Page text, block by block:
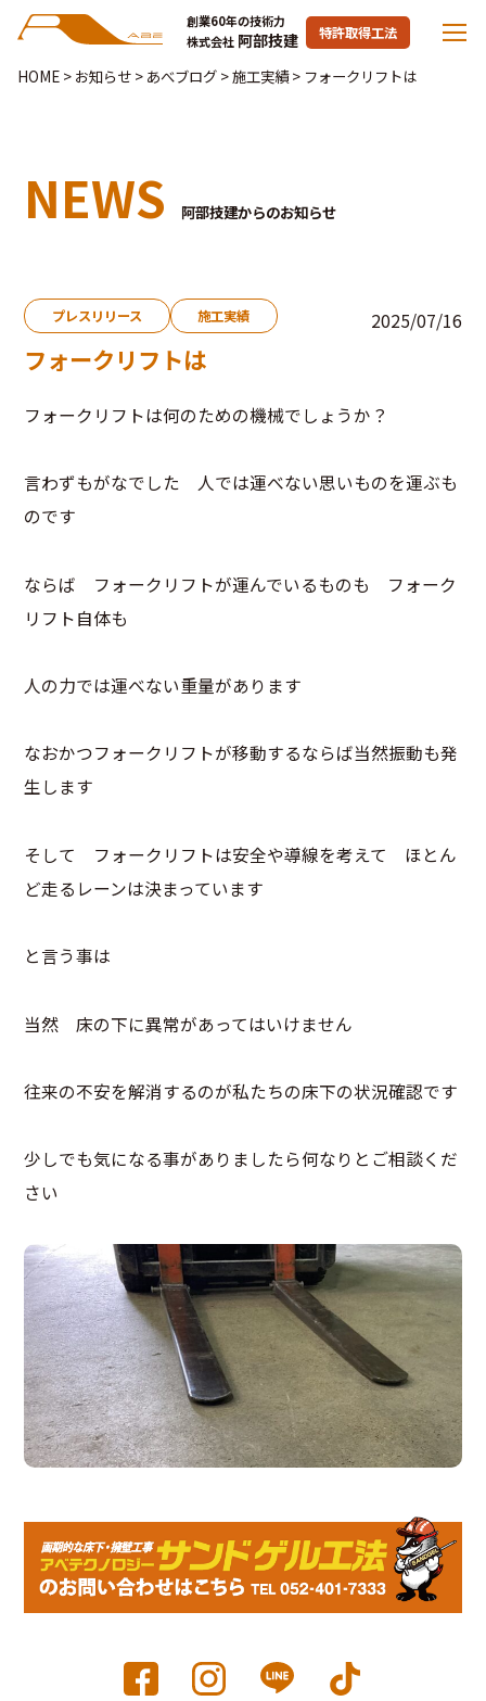
創業60年の技術力
株式会社 阿部技建 特許取得工法
HOME> お知らせ> あべブログ>施工実績> フォークリフトは
NEWS 阿部技建からのお知らせ
プレスリリース 施工実績 2025/07/16
フォークリフトは
フォークリフトは何のための機械でしょうか？
言わずもがなでした 人では運べない思いものを運ぶも
のです
ならば フォークリフトが運んでいるものも フォーク
リフト自体も
人の力では運べない重量があります
なおかつフォークリフトが移動するならば当然振動も発
生します
そして フォークリフトは安全や導線を考えて ほとん
ど走るレーンは決まっています
と言う事は
当然 床の下に異常があってはいけません
往来の不安を解消するのが私たちの床下の状況確認です
少しでも気になる事がありましたら何なりとご相談くだ
さい